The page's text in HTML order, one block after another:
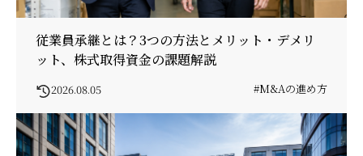
従業員承継とは？3つの方法とメリット・デメリ
ット、株式取得資金の課題解説
2026.08.05 #M&Aの進め方